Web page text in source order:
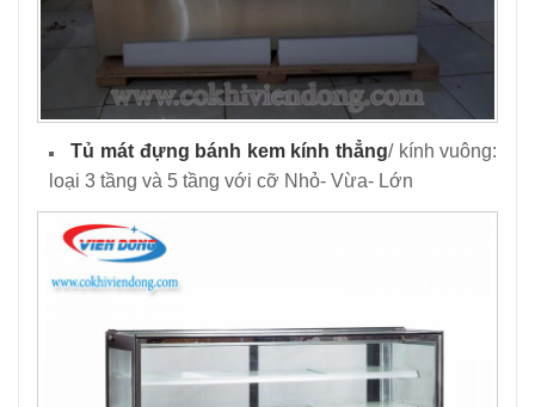
Tủ mát đựng bánh kem kính thẳng/ kính vuông:
loại 3 tầng và 5 tầng với cỡ Nhỏ- Vừa- Lớn